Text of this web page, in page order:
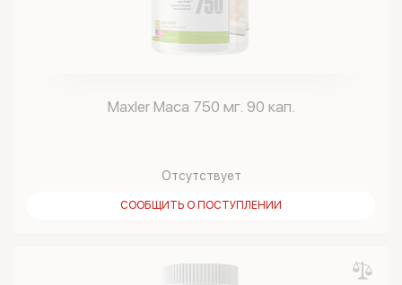
Maxler Maca 750 мг. 90 кап.
Отсутствует
СООБЩИТЬ О ПОСТУПЛЕНИИ